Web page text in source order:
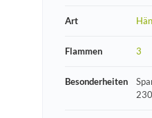
Art
Flammen 3
Besonderheiten